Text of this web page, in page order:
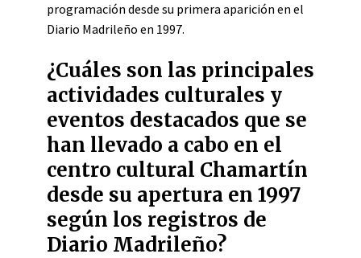
programación desde su primera aparición en el
Diario Madrileño en 1997.
¿Cuáles son las principales
actividades culturales y
eventos destacados que se
han llevado a cabo en el
centro cultural Chamartín
desde su apertura en 1997
según los registros de
Diario Madrileño?